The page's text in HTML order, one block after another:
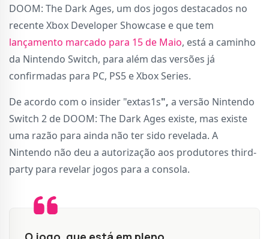
DOOM: The Dark Ages, um dos jogos destacados no
recente Xbox Developer Showcase e que tem
lançamento marcado para 15 de Maio, está a caminho
da Nintendo Switch, para além das versões já
confirmadas para PC, PS5 e Xbox Series.
De acordo com o insider "extas1s", a versão Nintendo
Switch 2 de DOOM: The Dark Ages existe, mas existe
uma razão para ainda não ter sido revelada. A
Nintendo não deu a autorização aos produtores third-
party para revelar jogos para a consola.